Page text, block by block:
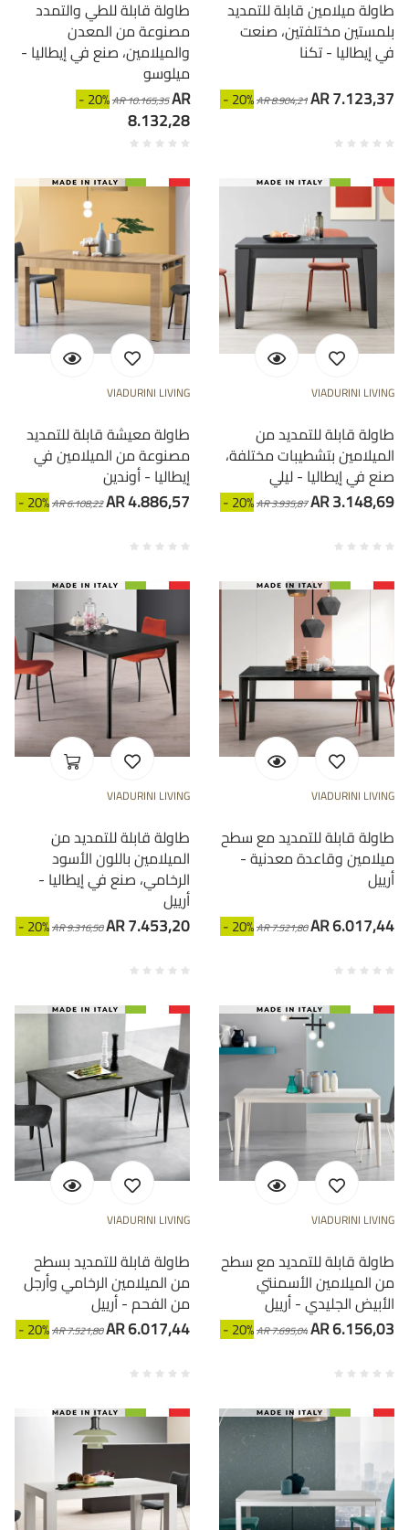
طاولة قابلة للطي والتمدد
مصنوعة من المعدن
والميلامين، صنع في إيطاليا -
ميلوسو
- 20%AR 10.165,35AR
8.132,28
طاولة ميلامين قابلة للتمديد
بلمستين مختلفتين، صنعت
في إيطاليا - تكنا
- 20%AR 8.904,21AR 7.123,37
VIADURINI LIVING
طاولة معيشة قابلة للتمديد
مصنوعة من الميلامين في
إيطاليا - أوندين
- 20%AR 6.108,22AR 4.886,57
VIADURINI LIVING
طاولة قابلة للتمديد من
الميلامين بتشطيبات مختلفة،
صنع في إيطاليا - ليلي
- 20%AR 3.935,87AR 3.148,69
VIADURINI LIVING
طاولة قابلة للتمديد من
الميلامين باللون الأسود
الرخامي، صنع في إيطاليا -
أرييل
- 20%AR 9.316,50AR 7.453,20
VIADURINI LIVING
طاولة قابلة للتمديد مع سطح
ميلامين وقاعدة معدنية -
أرييل
- 20%AR 7.521,80AR 6.017,44
VIADURINI LIVING
طاولة قابلة للتمديد بسطح
من الميلامين الرخامي وأرجل
من الفحم - أرييل
- 20%AR 7.521,80AR 6.017,44
VIADURINI LIVING
طاولة قابلة للتمديد مع سطح
من الميلامين الأسمنتي
الأبيض الجليدي - أرييل
- 20%AR 7.695,04AR 6.156,03